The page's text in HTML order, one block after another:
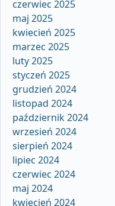
czerwiec 2025
maj 2025
kwiecień 2025
marzec 2025
luty 2025
styczeń 2025
grudzień 2024
listopad 2024
październik 2024
wrzesień 2024
sierpień 2024
lipiec 2024
czerwiec 2024
maj 2024
kwiecień 2024